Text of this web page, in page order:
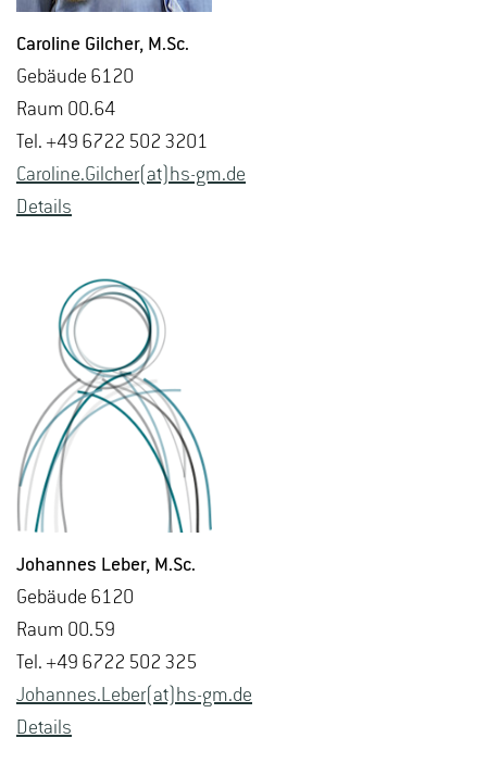
Ca­ro­li­ne Gil­cher, M.​Sc.
Ge­bäu­de 6120
Raum 00.64
Tel. +49 6722 502 3201
Ca­ro­li­ne.Gil­cher(at)hs-​gm.​de
De­tails
Jo­han­nes Leber, M.​Sc.
Ge­bäu­de 6120
Raum 00.59
Tel. +49 6722 502 325
Jo­han­nes.Leber(at)hs-​gm.​de
De­tails